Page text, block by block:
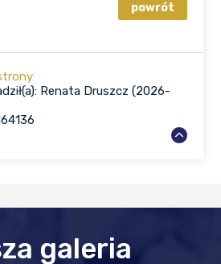
Renata Druszcz (2026-
galeria